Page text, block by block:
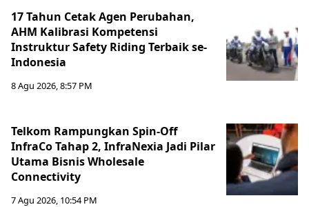
17 Tahun Cetak Agen Perubahan,
AHM Kalibrasi Kompetensi
Instruktur Safety Riding Terbaik se-
Indonesia
8 Agu 2026, 8:57 PM
Telkom Rampungkan Spin-Off
InfraCo Tahap 2, InfraNexia Jadi Pilar
Utama Bisnis Wholesale
Connectivity
7 Agu 2026, 10:54 PM